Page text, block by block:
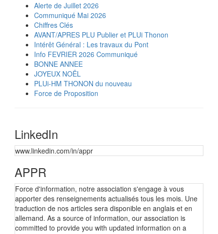
Alerte de Juillet 2026
Communiqué Mai 2026
Chiffres Clés
AVANT/APRES PLU Publier et PLUi Thonon
Intérêt Général : Les travaux du Pont
Info FEVRIER 2026 Communiqué
BONNE ANNEE
JOYEUX NOËL
PLUi-HM THONON du nouveau
Force de Proposition
LinkedIn
www.linkedin.com/in/appr
APPR
Force d'information, notre association s'engage à vous
apporter des renseignements actualisés tous les mois. Une
traduction de nos articles sera disponible en anglais et en
allemand. As a source of information, our association is
committed to provide you with updated information on a